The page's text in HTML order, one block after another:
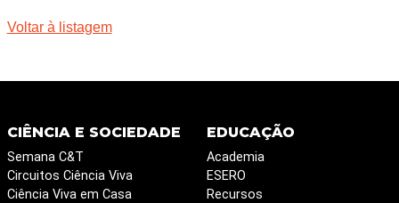
Voltar à listagem
CIÊNCIA E SOCIEDADE
Semana C&T
Circuitos Ciência Viva
Ciência Viva em Casa
EDUCAÇÃO
Academia
ESERO
Recursos